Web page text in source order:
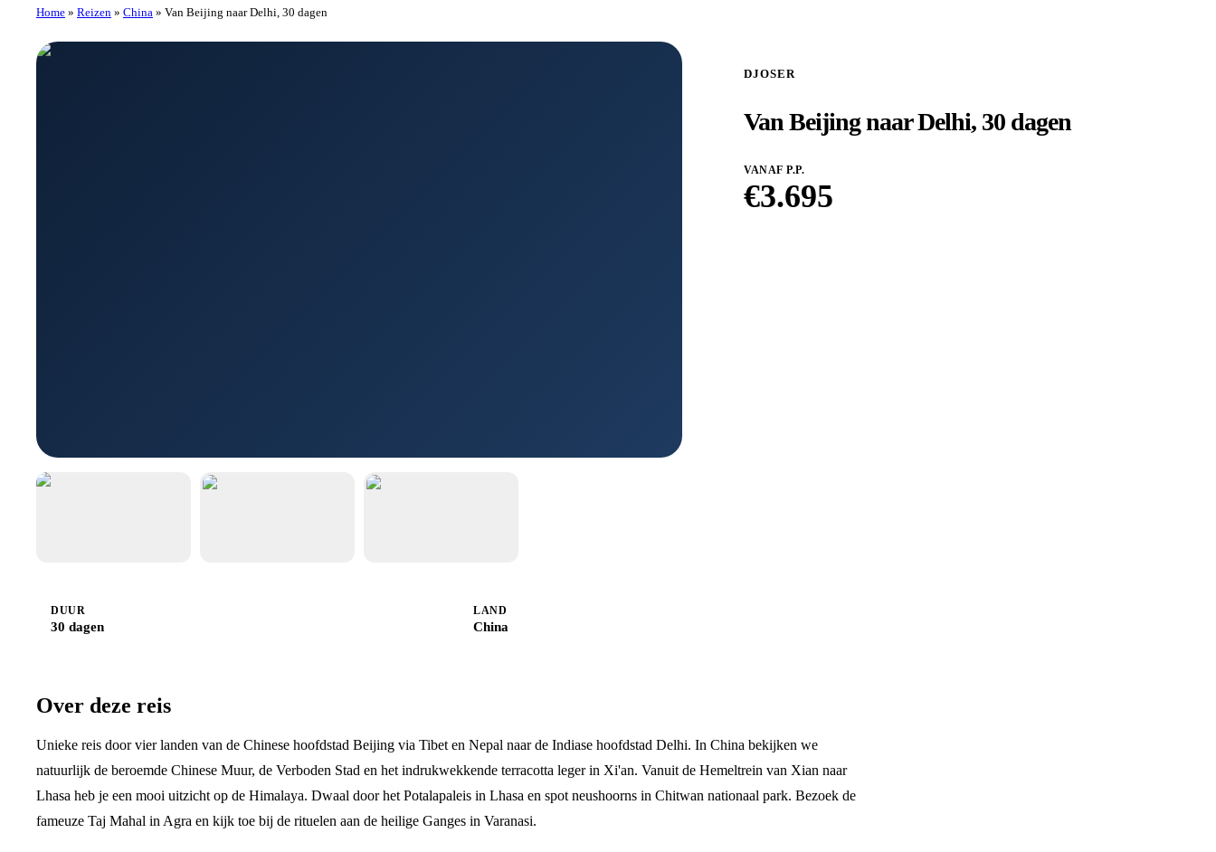
Home » Reizen » China » Van Beijing naar Delhi, 30 dagen
DJOSER
Van Beijing naar Delhi, 30 dagen
VANAF P.P.
€3.695
DUUR
30 dagen
LAND
China
Over deze reis
Unieke reis door vier landen van de Chinese hoofdstad Beijing via Tibet en Nepal naar de Indiase hoofdstad Delhi. In China bekijken we
natuurlijk de beroemde Chinese Muur, de Verboden Stad en het indrukwekkende terracotta leger in Xi'an. Vanuit de Hemeltrein van Xian naar
Lhasa heb je een mooi uitzicht op de Himalaya. Dwaal door het Potalapaleis in Lhasa en spot neushoorns in Chitwan nationaal park. Bezoek de
fameuze Taj Mahal in Agra en kijk toe bij de rituelen aan de heilige Ganges in Varanasi.